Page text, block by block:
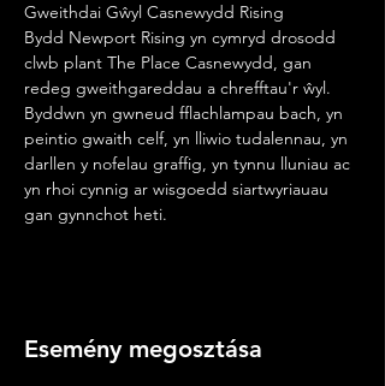
Gweithdai Gŵyl Casnewydd Rising
Bydd Newport Rising yn cymryd drosodd
clwb plant The Place Casnewydd, gan
redeg gweithgareddau a chrefftau'r ŵyl.
Byddwn yn gwneud fflachlampau bach, yn
peintio gwaith celf, yn lliwio tudalennau, yn
darllen y nofelau graffig, yn tynnu lluniau ac
yn rhoi cynnig ar wisgoedd siartwyriauau
gan gynnchot heti.
Esemény megosztása